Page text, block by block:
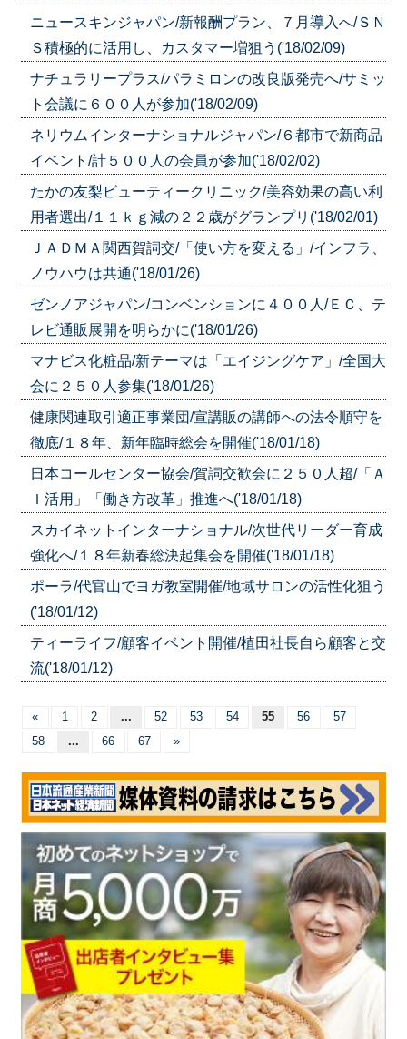
ニュースキンジャパン/新報酬プラン、７月導入へ/ＳＮ
Ｓ積極的に活用し、カスタマー増狙う('18/02/09)
ナチュラリープラス/パラミロンの改良版発売へ/サミッ
ト会議に６００人が参加('18/02/09)
ネリウムインターナショナルジャパン/６都市で新商品
イベント/計５００人の会員が参加('18/02/02)
たかの友梨ビューティークリニック/美容効果の高い利
用者選出/１１ｋｇ減の２２歳がグランプリ('18/02/01)
ＪＡＤＭＡ関西賀詞交/「使い方を変える」/インフラ、
ノウハウは共通('18/01/26)
ゼンノアジャパン/コンベンションに４００人/ＥＣ、テ
レビ通販展開を明らかに('18/01/26)
マナビス化粧品/新テーマは「エイジングケア」/全国大
会に２５０人参集('18/01/26)
健康関連取引適正事業団/宣講販の講師への法令順守を
徹底/１８年、新年臨時総会を開催('18/01/18)
日本コールセンター協会/賀詞交歓会に２５０人超/「Ａ
Ｉ活用」「働き方改革」推進へ('18/01/18)
スカイネットインターナショナル/次世代リーダー育成
強化へ/１８年新春総決起集会を開催('18/01/18)
ポーラ/代官山でヨガ教室開催/地域サロンの活性化狙う
('18/01/12)
ティーライフ/顧客イベント開催/植田社長自ら顧客と交
流('18/01/12)
« 1 2 ... 52 53 54 55 56
57
58
... 66 67 »